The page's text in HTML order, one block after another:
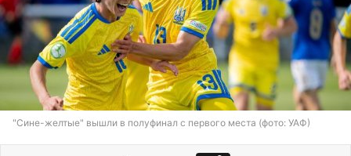
"Сине-желтые" вышли в полуфинал с первого места (фото: УАФ)